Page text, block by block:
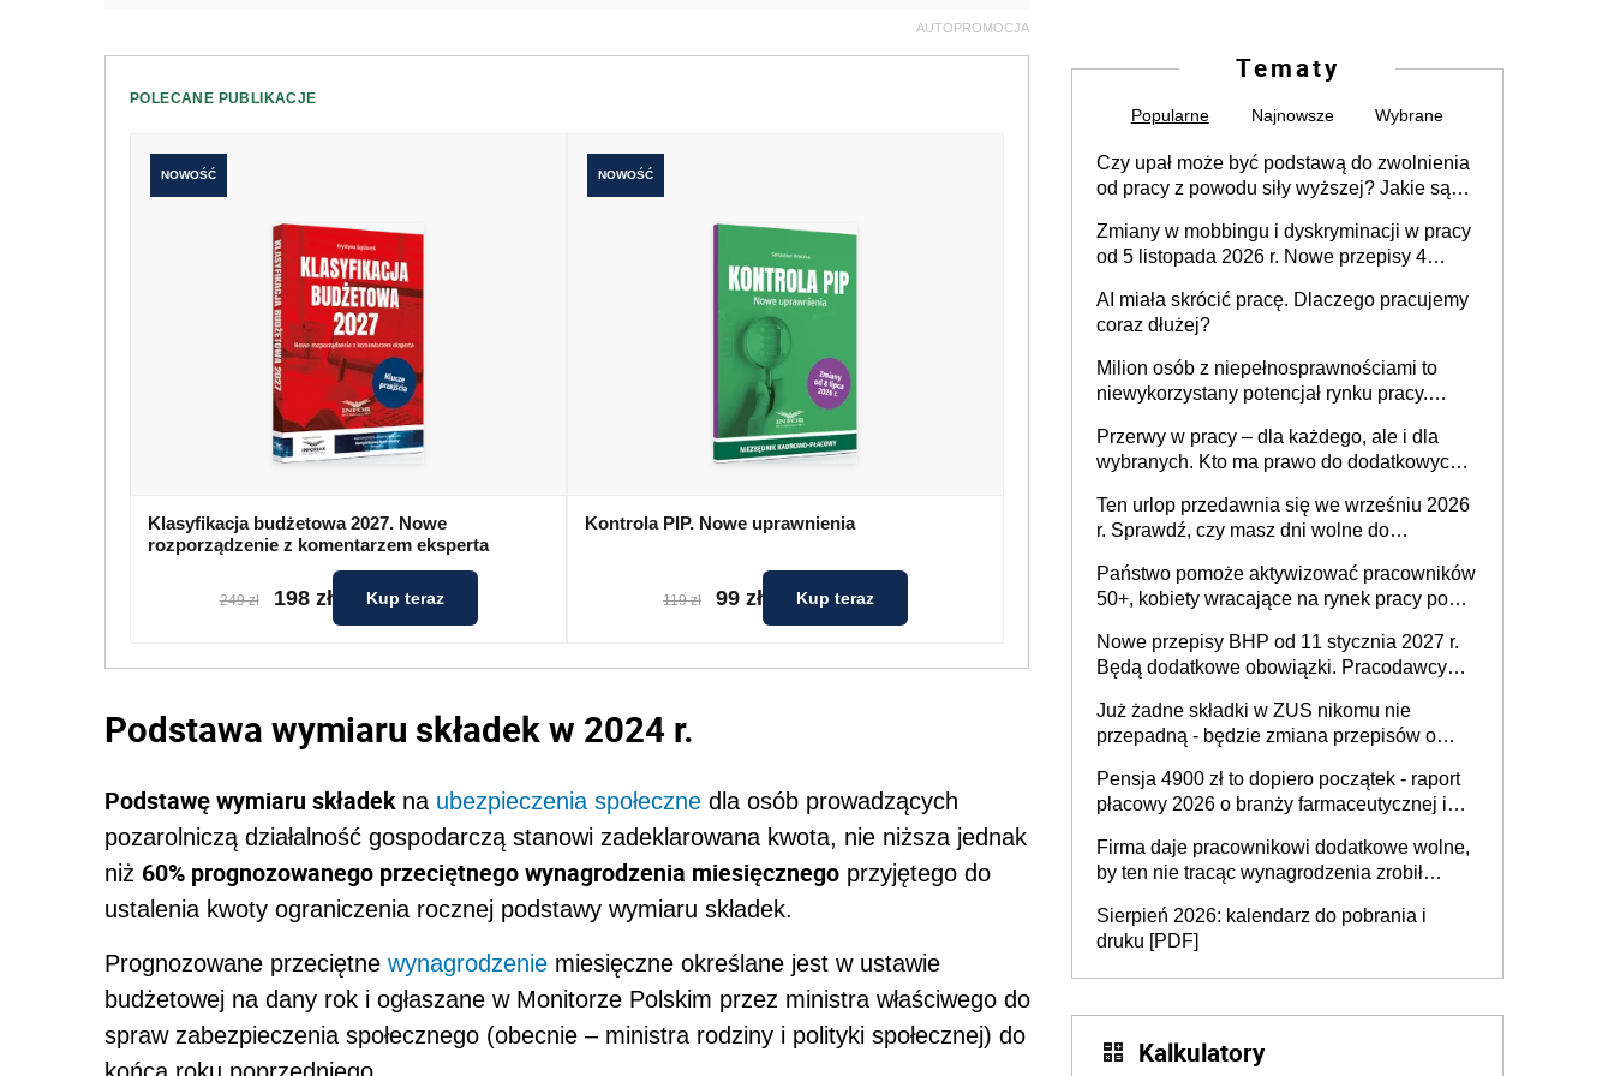
AUTOPROMOCJA
POLECANE PUBLIKACJE
NOWOŚĆ
Klasyfikacja budżetowa 2027. Nowe
rozporządzenie z komentarzem eksperta
249 zł 198 zł Kup teraz
NOWOŚĆ
Kontrola PIP. Nowe uprawnienia
119 zł 99 zł Kup teraz
Podstawa wymiaru składek w 2024 r.
Podstawę wymiaru składek na ubezpieczenia społeczne dla osób prowadzących
pozarolniczą działalność gospodarczą stanowi zadeklarowana kwota, nie niższa jednak
niż 60% prognozowanego przeciętnego wynagrodzenia miesięcznego przyjętego do
ustalenia kwoty ograniczenia rocznej podstawy wymiaru składek.
Prognozowane przeciętne wynagrodzenie miesięczne określane jest w ustawie
budżetowej na dany rok i ogłaszane w Monitorze Polskim przez ministra właściwego do
spraw zabezpieczenia społecznego (obecnie – ministra rodziny i polityki społecznej) do
Tematy
Popularne Najnowsze Wybrane
Czy upał może być podstawą do zwolnienia
od pracy z powodu siły wyższej? Jakie są
Zmiany w mobbingu i dyskryminacji w pracy
od 5 listopada 2026 r. Nowe przepisy 4
Ustaw
AI miała skrócić pracę. Dlaczego pracujemy
coraz dłużej?
Milion osób z niepełnosprawnościami to
niewykorzystany potencjał rynku pracy.
dofinansowań czy refundacji, ale bariery po
stronie systemu i świadomości
pracodawców [WYWIAD]
Przerwy w pracy – dla każdego, ale i dla
wybranych. Kto ma prawo do dodatkowych
Ten urlop przedawnia się we wrześniu 2026
r. Sprawdź, czy masz dni wolne do
Państwo pomoże aktywizować pracowników
50+, kobiety wracające na rynek pracy po
osoby neuroatypowe. Powstanie Fundusz
na rzecz Inkluzywności w Zatrudnianiu?
Nowe przepisy BHP od 11 stycznia 2027 r.
Będą dodatkowe obowiązki. Pracodawcy
Już żadne składki w ZUS nikomu nie
przepadną - będzie zmiana przepisów o
ubezpieczeniom społecznym
Pensja 4900 zł to dopiero początek - raport
płacowy 2026 o branży farmaceutycznej i
Firma daje pracownikowi dodatkowe wolne,
by ten nie tracąc wynagrodzenia zrobił
sprawdza
Sierpień 2026: kalendarz do pobrania i
druku [PDF]
Kalkulatory